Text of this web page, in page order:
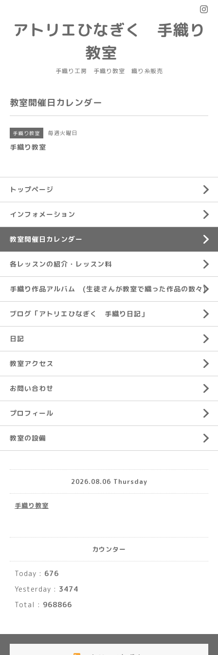
アトリエひなぎく 手織り
教室
手織り工房 手織り教室 織り糸販売
教室開催日カレンダー
手織り教室 毎週火曜日
手織り教室
トップページ
インフォメーション
教室開催日カレンダー
各レッスンの紹介・レッスン料
手織り作品アルバム (生徒さんが教室で織った作品の数々)
ブログ「アトリエひなぎく 手織り日記」
日記
教室アクセス
お問い合わせ
プロフィール
教室の設備
2026.08.06 Thursday
手織り教室
カウンター
Today : 676
Yesterday : 3474
Total : 968866